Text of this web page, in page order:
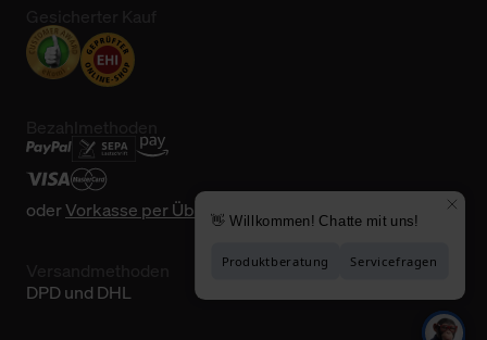
oderVorkasse per Überweisung
DPD und DHL